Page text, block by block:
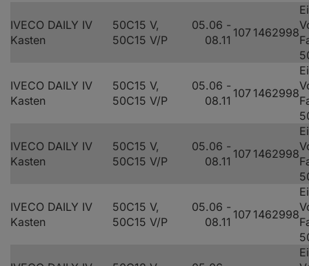
IVECO DAILY IV
Kasten
50C15 V,
50C15 V/P
05.06 -
08.11
107 1462998
IVECO DAILY IV
Kasten
50C15 V,
50C15 V/P
05.06 -
08.11
107 1462998
IVECO DAILY IV
Kasten
50C15 V,
50C15 V/P
05.06 -
08.11
107 1462998
IVECO DAILY IV
Kasten
50C15 V,
50C15 V/P
05.06 -
08.11
107 1462998